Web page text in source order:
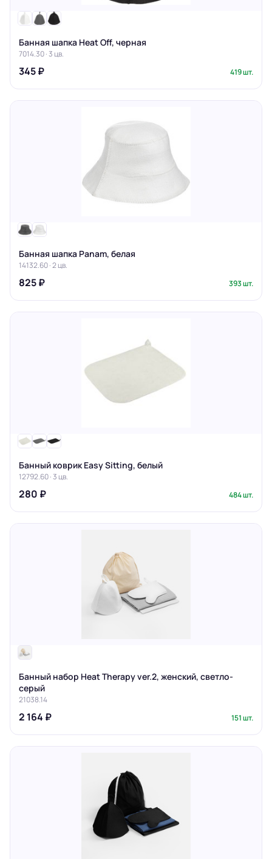
Банная шапка Heat Off, черная
7014.30 · 3 цв.
345 ₽ 419 шт.
Банная шапка Panam, белая
14132.60 · 2 цв.
825 ₽ 393 шт.
Банный коврик Easy Sitting, белый
12792.60 · 3 цв.
280 ₽ 484 шт.
Банный набор Heat Therapy ver.2, женский, светло-
серый
21038.14
2 164 ₽ 151 шт.